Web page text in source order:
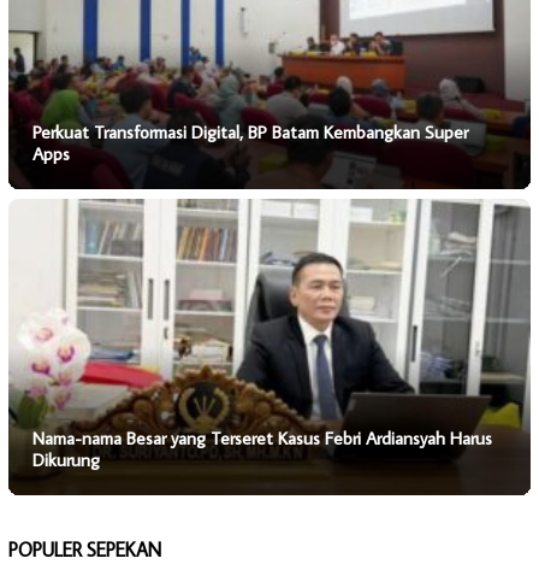
Perkuat Transformasi Digital, BP Batam Kembangkan Super
Apps
Nama-nama Besar yang Terseret Kasus Febri Ardiansyah Harus
Dikurung
POPULER SEPEKAN